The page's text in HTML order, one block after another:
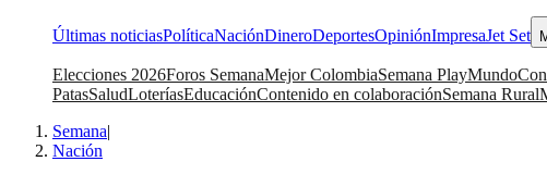
Últimas noticiasPolíticaNaciónDineroDeportesOpiniónImpresaJet Set
Elecciones 2026Foros SemanaMejor ColombiaSemana PlayMundo
PatasSaludLoteríasEducaciónContenido en colaboraciónSemana Rural
Semana|
Nación